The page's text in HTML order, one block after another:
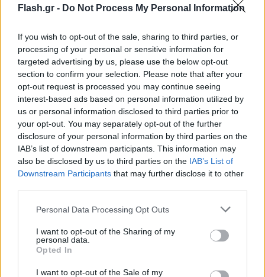
Flash.gr - Do Not Process My Personal Information
If you wish to opt-out of the sale, sharing to third parties, or
processing of your personal or sensitive information for
targeted advertising by us, please use the below opt-out
section to confirm your selection. Please note that after your
opt-out request is processed you may continue seeing
interest-based ads based on personal information utilized by
us or personal information disclosed to third parties prior to
your opt-out. You may separately opt-out of the further
disclosure of your personal information by third parties on the
IAB’s list of downstream participants. This information may
also be disclosed by us to third parties on the IAB’s List of
Downstream Participants that may further disclose it to other
Please note that this website/app uses one or more Google
not limited to your visit or usage behaviour. You may click to
grant or deny consent to Google and its third-party tags to
use your data for below specified purposes in below Google
consent section.
Personal Data Processing Opt Outs
I want to opt-out of the Sharing of my
personal data.
Opted In
I want to opt-out of the Sale of my
είχε κρύψει τον πατέρα του στον καταψύκτη
07.08.2026 ΕΛΈΝΗ ΚΑΡΑΘΆΝΟΥ